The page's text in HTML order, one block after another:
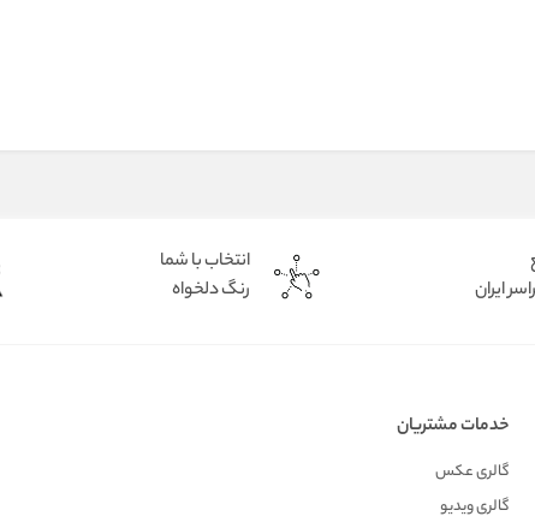
ایران
انتخاب با شما
رنگ دلخواه
خدمات مشتریان
گالری عکس
گالری ویدیو